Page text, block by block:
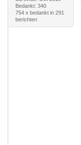
Bedankt: 340
754 x bedankt in 291
berichten